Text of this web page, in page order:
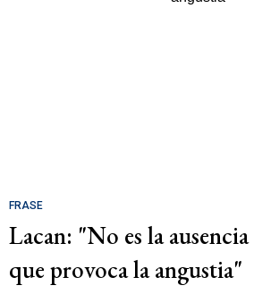
FRASE
Lacan: "No es la
que provoca la angustia"